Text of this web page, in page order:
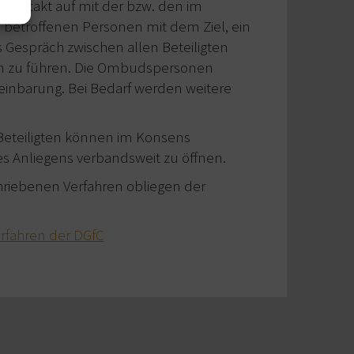
auf mit der bzw. den im
Personen mit dem Ziel, ein
zwischen allen Beteiligten
führen. Die Ombudspersonen
Bei Bedarf werden weitere
können im Konsens
Anliegens verbandsweit zu öffnen.
Verfahren obliegen der
der DGfC